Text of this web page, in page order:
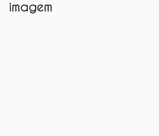
imagem